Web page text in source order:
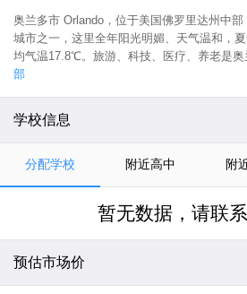
奥兰多市 Orlando，位于美国佛罗里达州中
城市之一，这里全年阳光明媚、天气温和，
均气温17.8℃。旅游、科技、医疗、养老是
部
学校信息
分配学校 附近高中 附
暂无数据，请联
预估市场价